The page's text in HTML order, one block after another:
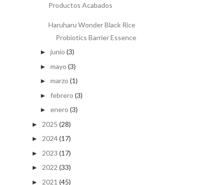
Productos Acabados
Haruharu Wonder Black Rice
Probiotics Barrier Essence
► junio (3)
► mayo (3)
► marzo (1)
► febrero (3)
► enero (3)
► 2025 (28)
► 2024(17)
► 2023 (17)
► 2022 (33)
► 2021 (45)